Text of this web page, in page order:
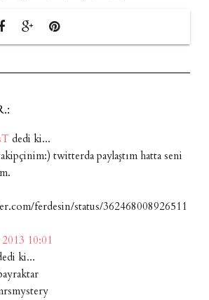
dedi ki...
twitterda paylaştım hatta seni
ferdesin/status/362468008926511
10:01
ki...